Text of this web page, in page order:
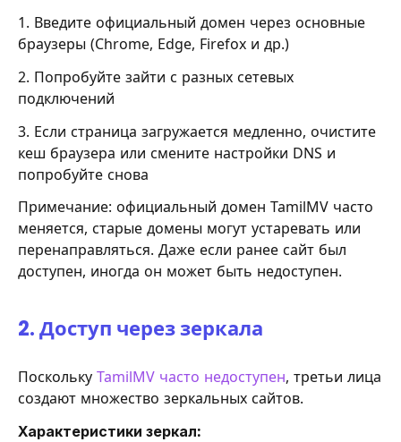
1. Введите официальный домен через основные
браузеры (Chrome, Edge, Firefox и др.)
2. Попробуйте зайти с разных сетевых
подключений
3. Если страница загружается медленно, очистите
кеш браузера или смените настройки DNS и
попробуйте снова
Примечание: официальный домен TamilMV часто
меняется, старые домены могут устаревать или
перенаправляться. Даже если ранее сайт был
доступен, иногда он может быть недоступен.
2. Доступ через зеркала
Поскольку TamilMV часто недоступен, третьи лица
создают множество зеркальных сайтов.
Характеристики зеркал: